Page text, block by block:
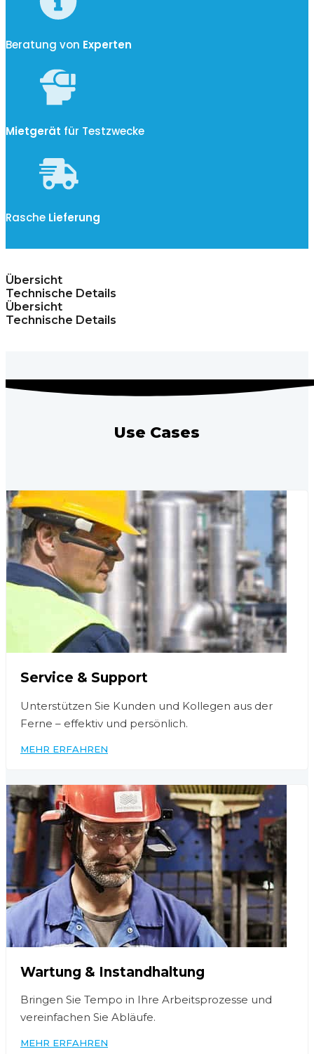
Beratung von Experten
Mietgerät für Testzwecke
Rasche Lieferung
Übersicht
Technische Details
Übersicht
Technische Details
Use Cases
Service & Support
Unterstützen Sie Kunden und Kollegen aus der
Ferne – effektiv und persönlich.
MEHR ERFAHREN
Wartung & Instandhaltung
Bringen Sie Tempo in Ihre Arbeitsprozesse und
vereinfachen Sie Abläufe.
MEHR ERFAHREN